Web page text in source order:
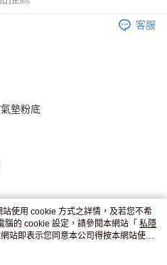
客服
墊粉底
使用 cookie 方式之詳情，及若您不希
的 cookie 設定，請參閱本網站「 私隱
站即表示您同意本公司得按本網站使用